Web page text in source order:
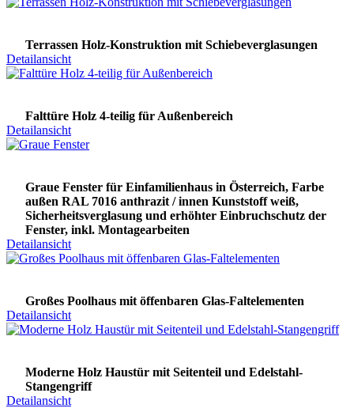
Terrassen Holz-Konstruktion mit Schiebeverglasungen
Detailansicht
Falttüre Holz 4-teilig für Außenbereich
Detailansicht
Graue Fenster für Einfamilienhaus in Österreich, Farbe
außen RAL 7016 anthrazit / innen Kunststoff weiß,
Sicherheitsverglasung und erhöhter Einbruchschutz der
Fenster, inkl. Montagearbeiten
Detailansicht
Großes Poolhaus mit öffenbaren Glas-Faltelementen
Detailansicht
Moderne Holz Haustür mit Seitenteil und Edelstahl-
Stangengriff
Detailansicht